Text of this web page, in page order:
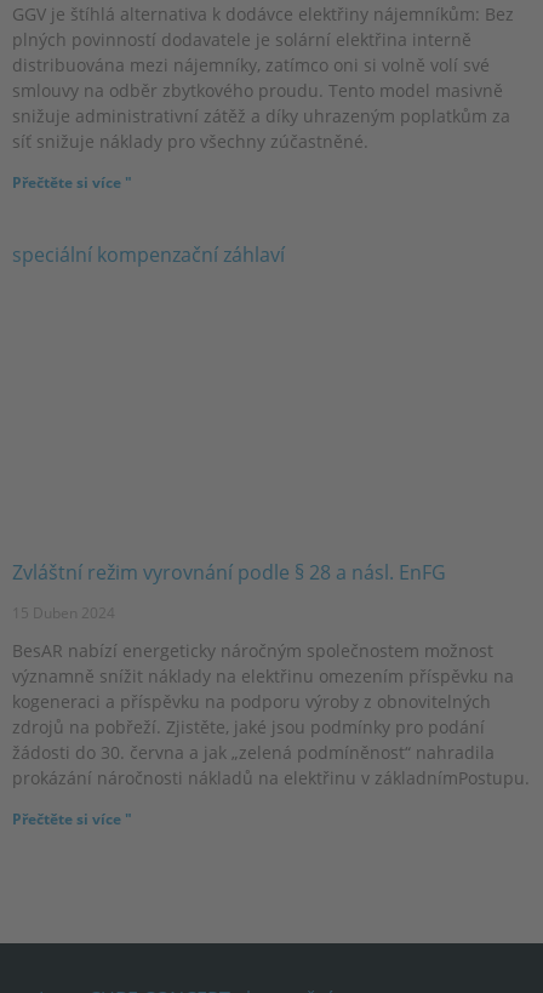
GGV je štíhlá alternativa k dodávce elektřiny nájemníkům: Bez
plných povinností dodavatele je solární elektřina interně
distribuována mezi nájemníky, zatímco oni si volně volí své
smlouvy na odběr zbytkového proudu. Tento model masivně
snižuje administrativní zátěž a díky uhrazeným poplatkům za
síť snižuje náklady pro všechny zúčastněné.
Přečtěte si více "
Zvláštní režim vyrovnání podle § 28 a násl. EnFG
15 Duben 2024
BesAR nabízí energeticky náročným společnostem možnost
významně snížit náklady na elektřinu omezením příspěvku na
kogeneraci a příspěvku na podporu výroby z obnovitelných
zdrojů na pobřeží. Zjistěte, jaké jsou podmínky pro podání
žádosti do 30. června a jak „zelená podmíněnost“ nahradila
prokázání náročnosti nákladů na elektřinu v základnímPostupu.
Přečtěte si více "